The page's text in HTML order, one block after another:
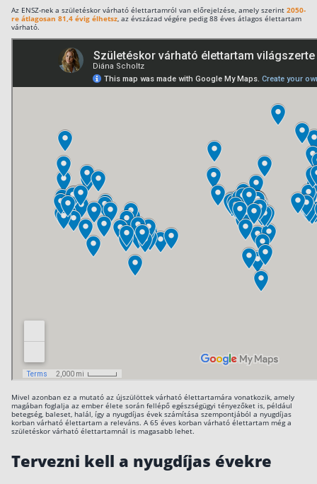
Egészségbiztosítás cégeknek
Betegbiztosítás
Egészségpénztár – Spórolj évi akár 150 ezer
forintot
Befektetés
Részvény vásárlás
Befektetési alapok
TBSZ számla
Hitel
Vállalkozói hitel
Lakáshitel
Az ENSZ-nek a születéskor várható élettartamról van előrejelzése, amely szerint 2050-
re átlagosan 81,4 évig élhetsz , az évszázad végére pedig 88 éves átlagos élettartam
várható.
Mivel azonban ez a mutató az újszülöttek várható élettartamára vonatkozik, amely
magában foglalja az ember élete során fellépő egészségügyi tényezőket is, például
betegség, baleset, halál, így a nyugdíjas évek számítása szempontjából a nyugdíjas
korban várható élettartam a releváns. A 65 éves korban várható élettartam még a
születéskor várható élettartamnál is magasabb lehet.
Tervezni kell a nyugdíjas évekre